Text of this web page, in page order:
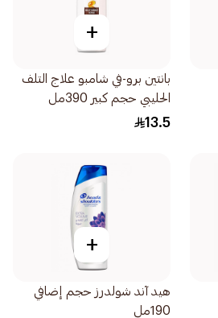
+
بانتين برو-في شامبو علاج التلف
الحليبي حجم كبير 390مل
13.5
+
هيد آند شولدرز حجم إضافي
190مل